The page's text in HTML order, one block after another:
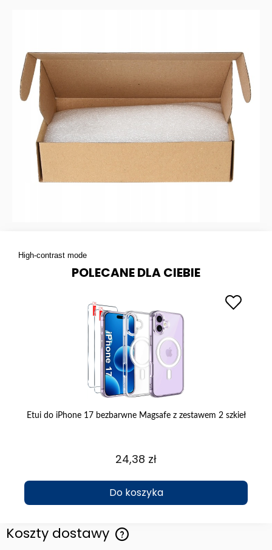
High-contrast mode
POLECANE DLA CIEBIE
Etui do iPhone 17 bezbarwne Magsafe z zestawem 2 szkieł
24,38 zł
Do koszyka
Koszty dostawy